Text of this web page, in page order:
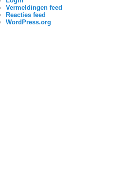
Vermeldingen feed
Reacties feed
WordPress.org